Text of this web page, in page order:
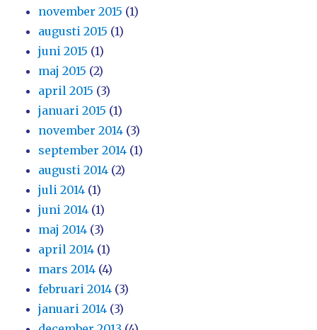
november 2015 (1)
augusti 2015 (1)
juni 2015 (1)
maj 2015 (2)
april 2015 (3)
januari 2015 (1)
november 2014 (3)
september 2014 (1)
augusti 2014 (2)
juli 2014 (1)
juni 2014 (1)
maj 2014 (3)
april 2014 (1)
mars 2014 (4)
februari 2014 (3)
januari 2014 (3)